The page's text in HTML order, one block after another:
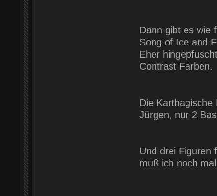
Dann gibt es wie
Song of Ice and
Eher
Contrast Farben.
Die Karthagische
Jürgen, nur 2
Und drei Figuren
muß ich noch